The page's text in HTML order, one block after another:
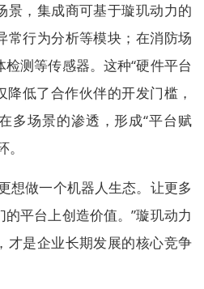
景，集成商可基于璇玑动力的
常行为分析等模块；在消防场
测等传感器。这种“硬件平台
降低了合作伙伴的开发门槛，
多场景的渗透，形成“平台赋
想做一个机器人生态。让更多
平台上创造价值。”璇玑动力
才是企业长期发展的核心竞争